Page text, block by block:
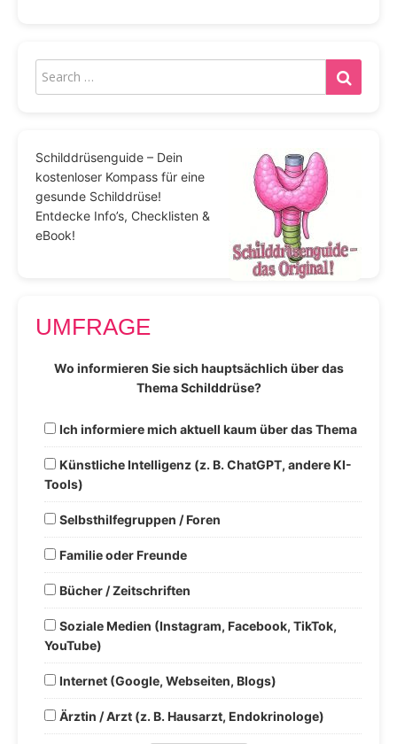
Schilddrüsenguide – Dein
kostenloser Kompass für eine
gesunde Schilddrüse!
Entdecke Info’s, Checklisten &
eBook!
UMFRAGE
Wo informieren Sie sich hauptsächlich über das
Thema Schilddrüse?
Ich informiere mich aktuell kaum über das Thema
Künstliche Intelligenz (z. B. ChatGPT, andere KI-
Tools)
Selbsthilfegruppen / Foren
Familie oder Freunde
Bücher / Zeitschriften
Soziale Medien (Instagram, Facebook, TikTok,
YouTube)
Internet (Google, Webseiten, Blogs)
Ärztin / Arzt (z. B. Hausarzt, Endokrinologe)